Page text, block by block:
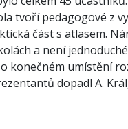
tvoří pedagogové z
část s atlasem.
a není
konečném umístění
dopadl A.